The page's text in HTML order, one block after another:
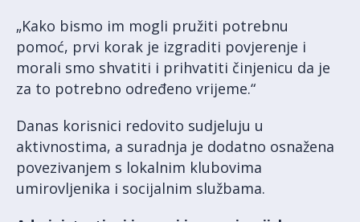
„Kako bismo im mogli pružiti potrebnu
pomoć, prvi korak je izgraditi povjerenje i
morali smo shvatiti i prihvatiti činjenicu da je
za to potrebno određeno vrijeme.“
Danas korisnici redovito sudjeluju u
aktivnostima, a suradnja je dodatno osnažena
povezivanjem s lokalnim klubovima
umirovljenika i socijalnim službama.